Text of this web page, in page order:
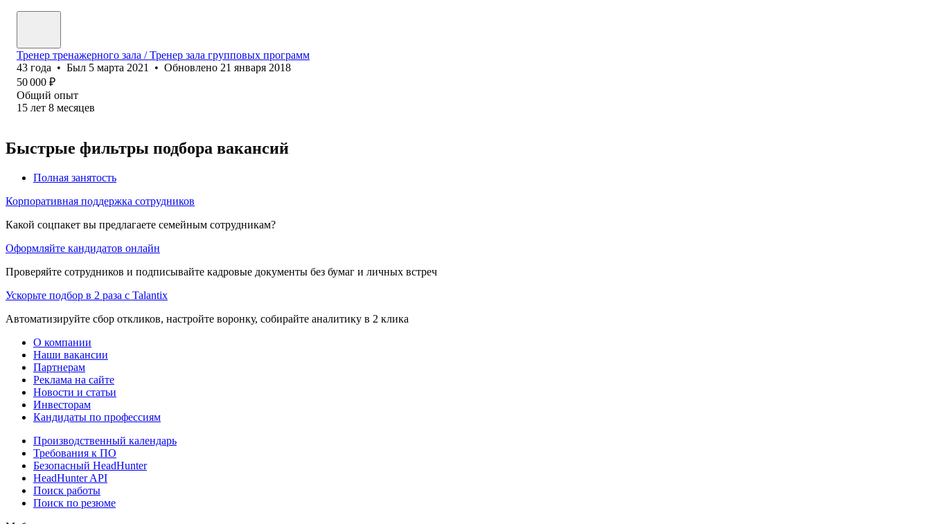
Тренер тренажерного зала / Тренер зала групповых программ
43 года • Был 5 марта 2021 • Обновлено 21 января 2018
50 000 ₽
Общий опыт
15 лет 8 месяцев
Быстрые фильтры подбора вакансий
Полная занятость
Корпоративная поддержка сотрудников
Какой соцпакет вы предлагаете семейным сотрудникам?
Оформляйте кандидатов онлайн
Проверяйте сотрудников и подписывайте кадровые документы без бумаг и личных встреч
Ускорьте подбор в 2 раза с Talantix
Автоматизируйте сбор откликов, настройте воронку, собирайте аналитику в 2 клика
О компании
Наши вакансии
Партнерам
Реклама на сайте
Новости и статьи
Инвесторам
Кандидаты по профессиям
Производственный календарь
Требования к ПО
Безопасный HeadHunter
HeadHunter API
Поиск работы
Поиск по резюме